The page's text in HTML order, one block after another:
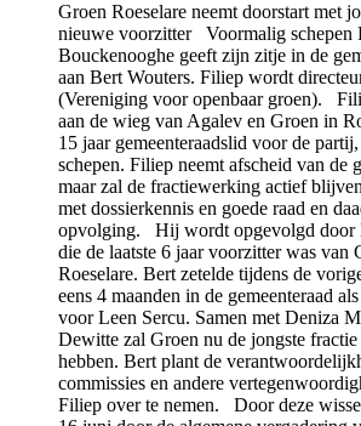
Groen Roeselare neemt doorstart met
nieuwe voorzitter Voormalig schepen
Bouckenooghe geeft zijn zitje in de
aan Bert Wouters. Filiep wordt
(Vereniging voor openbaar groen).
aan de wieg van Agalev en Groen in
15 jaar gemeenteraadslid voor de
schepen. Filiep neemt afscheid van de
maar zal de fractiewerking actief
met dossierkennis en goede raad en
opvolging. Hij wordt opgevolgd door
die de laatste 6 jaar voorzitter was van
Roeselare. Bert zetelde tijdens de
eens 4 maanden in de gemeenteraad
voor Leen Sercu. Samen met Deniza
Dewitte zal Groen nu de jongste fractie
hebben. Bert plant de
commissies en andere
Filiep over te nemen. Door deze